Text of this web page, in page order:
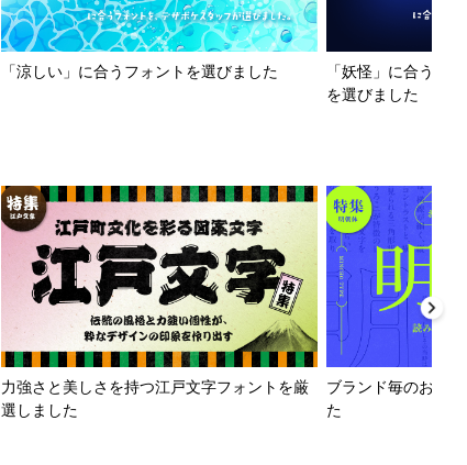
「涼しい」に合うフォントを選びました
「妖怪」に合うフ
を選びました
力強さと美しさを持つ江戸文字フォントを厳
選しました
ブランド毎のおす
た